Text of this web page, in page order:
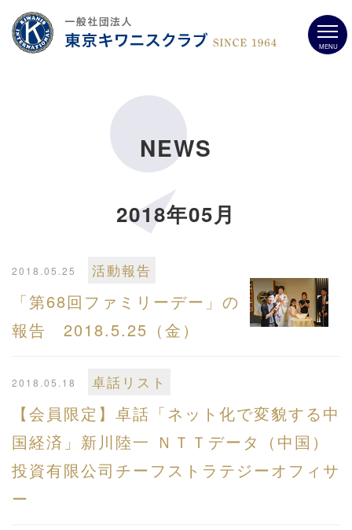
MENU
NEWS
2018年05月
2018.05.25 活動報告
「第68回ファミリーデー」の
報告 2018.5.25（金）
2018.05.18 卓話リスト
【会員限定】卓話「ネット化で変貌する中
国経済」新川陸一 ＮＴＴデータ（中国）
投資有限公司チーフストラテジーオフィサ
ー